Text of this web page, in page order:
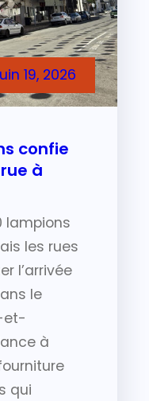
19, 2026
confie
à
lampions
les rues
l’arrivée
le
et-
à
qui